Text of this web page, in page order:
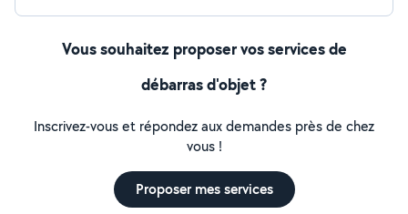
proposer un tarif adapté.
Vous souhaitez proposer vos services de
débarras d'objet ?
Inscrivez-vous et répondez aux demandes près de chez
vous !
Proposer mes services